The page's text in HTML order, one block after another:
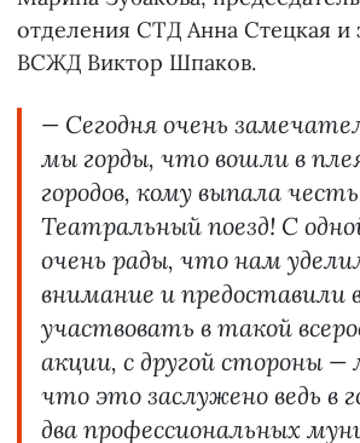
отделения СТД Анна Стецкая и
ВСЖД Виктор Шпаков.
— Сегодня очень
мы горды, что вошли в
городов, кому выпала
Театральный поезд! С
очень рады, что нам
внимание и предоставили
участвовать в такой
акции, с другой стороны
что это заслужено ведь в
два профессиональных